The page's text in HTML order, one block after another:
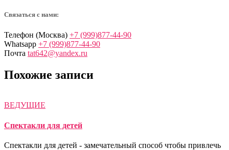
Связаться с нами:
Телефон (Москва) +7 (999)877-44-90
Whatsapp +7 (999)877-44-90
Почта tat642@yandex.ru
Похожие записи
ВЕДУЩИЕ
Спектакли для детей
Спектакли для детей - замечательный способ чтобы привлечь